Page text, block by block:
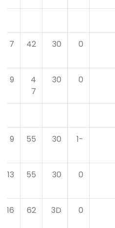
0
30
42
7
0
30
4
7
9
-1
30
55
9
0
30
55
13
0
3D
62
16